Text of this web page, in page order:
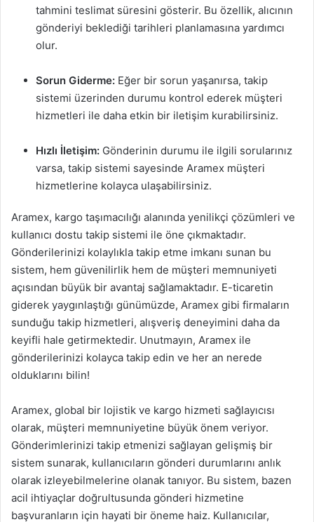
tahmini teslimat süresini gösterir. Bu özellik, alıcının
gönderiyi beklediği tarihleri planlamasına yardımcı
olur.
Sorun Giderme: Eğer bir sorun yaşanırsa, takip
sistemi üzerinden durumu kontrol ederek müşteri
hizmetleri ile daha etkin bir iletişim kurabilirsiniz.
Hızlı İletişim: Gönderinin durumu ile ilgili sorularınız
varsa, takip sistemi sayesinde Aramex müşteri
hizmetlerine kolayca ulaşabilirsiniz.
Aramex, kargo taşımacılığı alanında yenilikçi çözümleri ve
kullanıcı dostu takip sistemi ile öne çıkmaktadır.
Gönderilerinizi kolaylıkla takip etme imkanı sunan bu
sistem, hem güvenilirlik hem de müşteri memnuniyeti
açısından büyük bir avantaj sağlamaktadır. E-ticaretin
giderek yaygınlaştığı günümüzde, Aramex gibi firmaların
sunduğu takip hizmetleri, alışveriş deneyimini daha da
keyifli hale getirmektedir. Unutmayın, Aramex ile
gönderilerinizi kolayca takip edin ve her an nerede
olduklarını bilin!
Aramex, global bir lojistik ve kargo hizmeti sağlayıcısı
olarak, müşteri memnuniyetine büyük önem veriyor.
Gönderimlerinizi takip etmenizi sağlayan gelişmiş bir
sistem sunarak, kullanıcıların gönderi durumlarını anlık
olarak izleyebilmelerine olanak tanıyor. Bu sistem, bazen
acil ihtiyaçlar doğrultusunda gönderi hizmetine
başvuranların için hayati bir öneme haiz. Kullanıcılar,